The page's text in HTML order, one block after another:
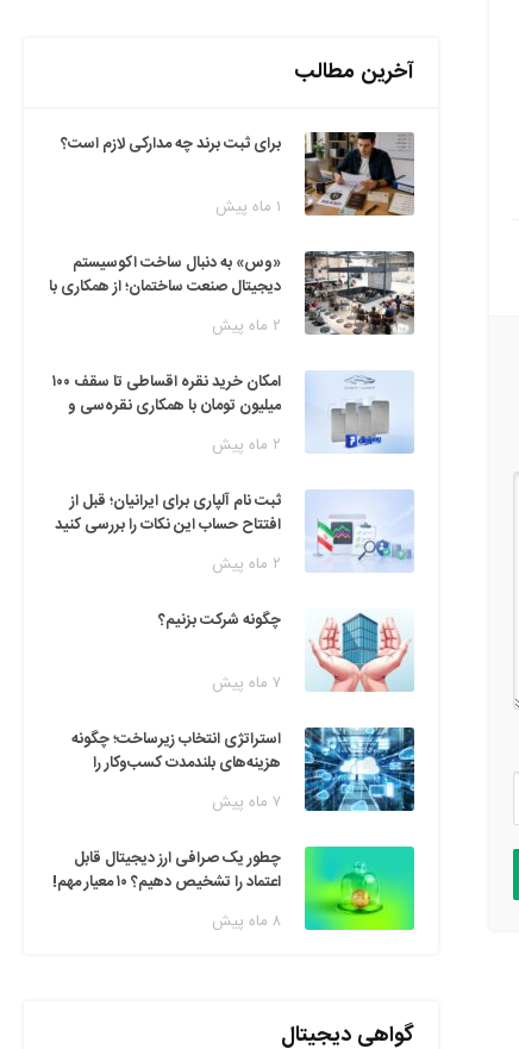
آخرین مطالب
برای ثبت برند چه مدارکی لازم است؟
۱ ماه پیش
«وس» به دنبال ساخت اکوسیستم
دیجیتال صنعت ساختمان؛ از همکاری با
فناوری۲ ماه پیش
امکان خرید نقره اقساطی تا سقف ۱۰۰
میلیون تومان با همکاری نقره‌سی و
۲ ماه پیش
ثبت نام آلپاری برای ایرانیان؛ قبل از
افتتاح حساب این نکات را بررسی کنید
۲ ماه پیش
چگونه شرکت بزنیم؟
۷ ماه پیش
استراتژی انتخاب زیرساخت؛ چگونه
هزینه‌های بلندمدت کسب‌وکار را
۷ ماه پیش
چطور یک صرافی ارز دیجیتال قابل
اعتماد را تشخیص دهیم؟ ۱۰ معیار مهم!
۸ ماه پیش
گواهی دیجیتال